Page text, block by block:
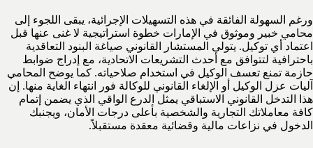
ورغم السهولة الفائقة في هذه التسهيلات الإجرائية، يبقى اللجوء إلى
محامي خبير وموثوق في الإمارات خطوة استراتيجية لا غنى عنها قبل
اعتماد أي توكيل. يتولى المستشار القانوني صياغة البنود التعاقدية
باحترافية لتتوافق مع أحدث التشريعات الاتحادية، مع إدراج ضوابط
حازمة تمنع تعسف الوكيل في استخدام صلاحياته. كما يوضح المحامي
آليات عزل الوكيل أو الإلغاء القانوني للوكالة فور انتهاء الغاية منها. إن
هذا التدخل القانوني الاستباقي يمثل الدرع الواقي الذي يضمن إتمام
كافة معاملاتك التجارية والشخصية بأعلى درجات الأمان، ويجنبك
الدخول في نزاعات مالية وقضائية معقدة مستقبلاً.